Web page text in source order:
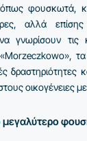
όπως φουσκωτά,
αλλά
γνωρίσουν
τα
δραστηριότητες
οικογένειες με
μεγαλύτερο